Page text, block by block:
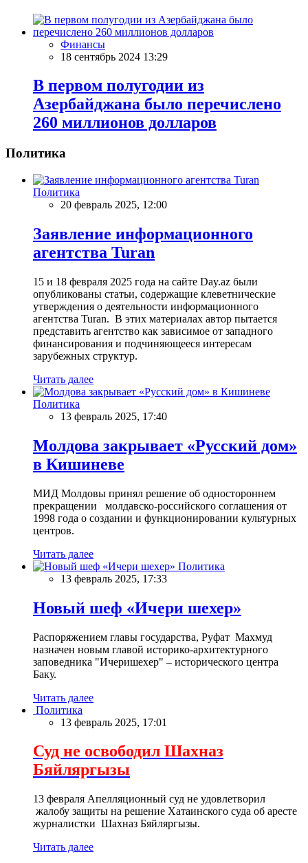
Финансы
18 сентябрь 2024 13:29
В первом полугодии из
Азербайджана было перечислено
260 миллионов долларов
Политика
Политика
20 февраль 2025, 12:00
Заявление информационного
агентства Turan
15 и 18 февраля 2025 года на сайте Day.az были
опубликованы статьи, содержащие клеветнические
утверждения о деятельности информационного
агентства Turan. В этих материалах автор пытается
представить агентство как зависимое от западного
финансирования и подчиняющееся интересам
зарубежных структур.
Читать далее
Политика
13 февраль 2025, 17:40
Молдова закрывает «Русский дом»
в Кишиневе
МИД Молдовы принял решение об одностороннем
прекращении молдавско-российского соглашения от
1998 года о создании и функционировании культурных
центров.
Читать далее
Политика
13 февраль 2025, 17:33
Новый шеф «Ичери шехер»
Распоряжением главы государства, Руфат Махмуд
назначен новым главой историко-архитектурного
заповедника "Ичеришехер" – исторического центра
Баку.
Читать далее
Политика
13 февраль 2025, 17:01
Суд не освободил Шахназ
Бяйляргызы
13 февраля Апелляционный суд не удовлетворил
жалобу защиты на решение Хатаинского суда об аресте
журналистки Шахназ Бяйляргызы.
Читать далее